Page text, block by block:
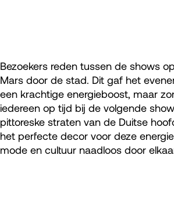
Bezoekers reden tussen de shows
Mars door de stad. Dit gaf het
een krachtige energieboost, maar
iedereen op tijd bij de volgende
pittoreske straten van de Duitse
het perfecte decor voor deze
mode en cultuur naadloos door